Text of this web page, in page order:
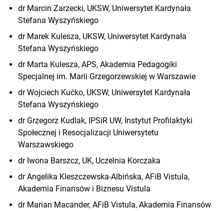
dr Marcin Zarzecki, UKSW, Uniwersytet Kardynała
Stefana Wyszyńskiego
dr Marek Kulesza, UKSW, Uniwersytet Kardynała
Stefana Wyszyńskiego
dr Marta Kulesza, APS, Akademia Pedagogiki
Specjalnej im. Marii Grzegorzewskiej w Warszawie
dr Wojciech Kućko, UKSW, Uniwersytet Kardynała
Stefana Wyszyńskiego
dr Grzegorz Kudlak, IPSiR UW, Instytut Profilaktyki
Społecznej i Resocjalizacji Uniwersytetu
Warszawskiego
dr Iwona Barszcz, UK, Uczelnia Korczaka
dr Angelika Kleszczewska-Albińska, AFiB Vistula,
Akademia Finansów i Biznesu Vistula
dr Marian Macander, AFiB Vistula, Akademia Finansów